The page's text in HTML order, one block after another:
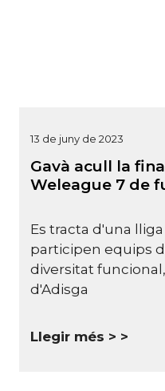
13 de juny de 2023
Gavà acull la
Weleague 7 de
Es tracta d'una
participen equips
diversitat
d'Adisga
Llegir més >